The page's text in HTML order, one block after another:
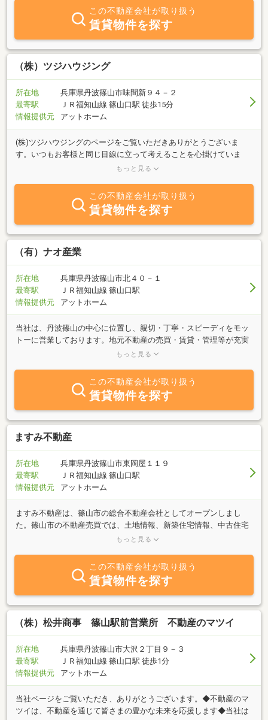
地内にございますのでお気軽にお立ち寄りいただいております。日
曜、祝日も皆様のご来店をお待ち致しております。
この不動産会社が取り扱う
賃貸物件を探す
（株）ツジハウジング
所在地
兵庫県丹波篠山市味間新９４－２
最寄駅
ＪＲ福知山線 篠山口駅 徒歩15分
情報提供元
アットホーム
(株)ツジハウジングのページをご覧いただきありがとうございま
す。いつもお客様と同じ目線に立って考えることを心掛けていま
す。どんな些細なお悩み事でも一度お気軽にご相談下さい。お待ち
もっと見る
この不動産会社が取り扱う
賃貸物件を探す
（有）ナオ産業
所在地
兵庫県丹波篠山市北４０－１
最寄駅
ＪＲ福知山線 篠山口駅
情報提供元
アットホーム
当社は、丹波篠山の中心に位置し、親切・丁寧・スピーディをモッ
トーに営業しております。地元不動産の売買・賃貸・管理等が充実
したサービスを提供しています。売りたい・買いたい・借りたい・
もっと見る
この不動産会社が取り扱う
賃貸物件を探す
ますみ不動産
所在地
兵庫県丹波篠山市東岡屋１１９
最寄駅
ＪＲ福知山線 篠山口駅
情報提供元
アットホーム
ますみ不動産は、篠山市の総合不動産会社としてオープンしまし
た。篠山市の不動産売買では、土地情報、新築住宅情報、中古住宅
情報から賃貸は、アパート、戸建て貸家情報、貸店舗、貸事務所
の会社ですが、生まれ育った地元ですので、地域密着情報をお届け
できるものと思います。また篠山市、丹波市で１６年間と阪神間で
１４年間、新築住宅（Mホームにて）を取り扱いしてきた経験があ
ります。元々住宅屋ですので、中古住宅等の善し悪しの判断も提案
させていただいております。不動産業者さんは、建物のことがわか
らない方が多いようです。先日、既存住宅インスペクター（中古住
引士、二級建築士、ファイナンシャルプラン技能士、福祉住環境コ
ーディネーターの資格を有しておりますので、融資、税務、保険、
介護を含めたトータル的な提案や、コーディネートができます。篠
い。
もっと見る
この不動産会社が取り扱う
賃貸物件を探す
（株）松井商事 篠山駅前営業所 不動産のマツイ
所在地
兵庫県丹波篠山市大沢２丁目９－３
最寄駅
ＪＲ福知山線 篠山口駅 徒歩1分
情報提供元
アットホーム
当社ページをご覧いただき、ありがとうございます。◆不動産のマ
ツイは、不動産を通じて皆さまの豊かな未来を応援します◆当社は